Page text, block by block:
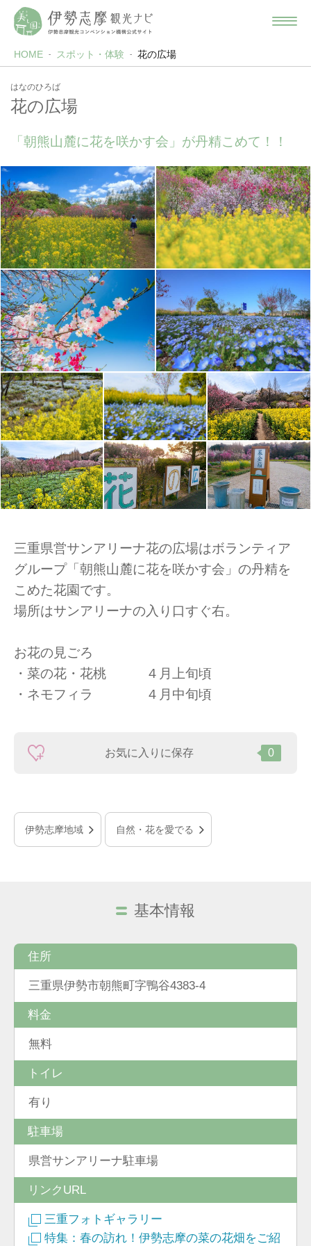
HOME スポット・体験 花の広場
はなのひろば
花の広場
「朝熊山麓に花を咲かす会」が丹精こめて！！
三重県営サンアリーナ花の広場はボランティア
グループ「朝熊山麓に花を咲かす会」の丹精を
こめた花園です。
場所はサンアリーナの入り口すぐ右。
お花の見ごろ
・菜の花・花桃 ４月上旬頃
・ネモフィラ ４月中旬頃
お気に入りに保存 0
伊勢志摩地域 自然・花を愛でる
基本情報
住所
三重県伊勢市朝熊町字鴨谷4383-4
料金
無料
トイレ
有り
駐車場
県営サンアリーナ駐車場
リンクURL
三重フォトギャラリー
特集：春の訪れ！伊勢志摩の菜の花畑をご紹